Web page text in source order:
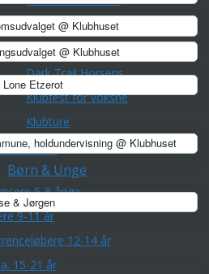
Park Tour 2026
Nytårsløb 2025
Dark Trail Horsens
Klubfest for voksne
Klubture
Børn & Unge
5-8 årige
9-11 år
12-14 år
15-21 år
@ Klubhuset
@ Klubhuset
Etzerot
holdundervisning @ Klubhuset
& Jørgen